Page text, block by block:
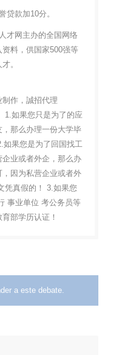
贷款加10分。
才网主办的全国网络
料，供国家500强等
。
作，誠招代理
1.如果您只是为了的应
那么办理一份大学毕
如果您是为了回国找工
业或者外企，那么办
因为私营企业或者外
凭真假的！ 3.如果您
事业单位 考公务员等
部学历认证！
a este debate.